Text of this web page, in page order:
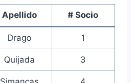
Apellido # Socio
Drago 1
Quijada 3